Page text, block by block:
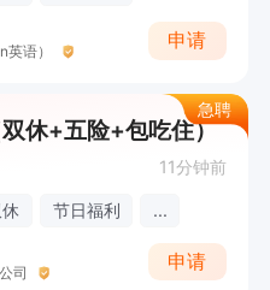
语）
申请
急聘
休+五险+包吃住）
11分钟前
节日福利 ...
司
申请